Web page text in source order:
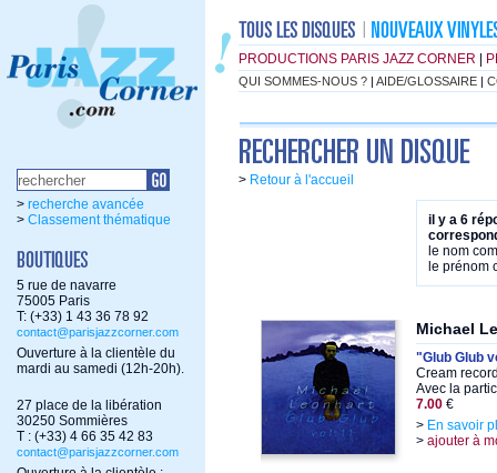
PRODUCTIONS PARIS JAZZ CORNER
QUI SOMMES-NOUS ? | AIDE/GLOSSAIRE |
> recherche avancée
> Classement thématique
5 rue de navarre
75005 Paris
T: (+33) 1 43 36 78 92
contact@parisjazzcorner.com
Ouverture à la clientèle du
mardi au samedi (12h-20h).
27 place de la libération
30250 Sommières
T : (+33) 4 66 35 42 83
contact@parisjazzcorner.com
> Retour à l'accueil
il y a 6
le nom
le prénom
Michael
"Glub Glub
Cream
Avec la
7.00 €
> En savoir
> ajouter à